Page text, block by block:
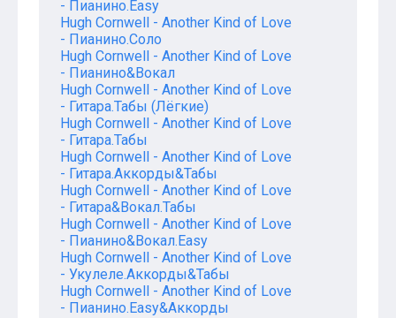
- Пианино.Easy
Hugh Cornwell - Another Kind of Love
- Пианино.Соло
Hugh Cornwell - Another Kind of Love
- Пианино&Вокал
Hugh Cornwell - Another Kind of Love
- Гитара.Табы (Лёгкие)
Hugh Cornwell - Another Kind of Love
- Гитара.Табы
Hugh Cornwell - Another Kind of Love
- Гитара.Аккорды&Табы
Hugh Cornwell - Another Kind of Love
- Гитара&Вокал.Табы
Hugh Cornwell - Another Kind of Love
- Пианино&Вокал.Easy
Hugh Cornwell - Another Kind of Love
- Укулеле.Аккорды&Табы
Hugh Cornwell - Another Kind of Love
- Пианино.Easy&Аккорды